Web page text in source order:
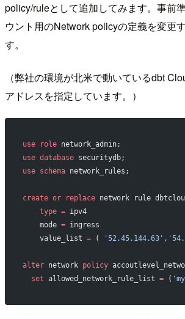
policy/ruleとして追加してみます。事前
ウント用のNetwork policyの定義を変更
す。
（弊社の環境が北米で動いているdbt
アドレスを指定しています。）
use role network_admin;
use database securitydb;
use schema network_rules;
create or replace network rule
    type
= ipv4
    mode
= ingress
    value_list
= ( '52.45.144.63' ,
alter network policy
  set
allowed_network_rule_list = (